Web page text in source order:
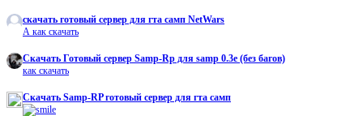
скачать готовый сервер для гта самп NetWars
А как скачать
Cкачать Готовый сервер Samp-Rp для samp 0.3e (без багов)
как скачать
Скачать Samp-RP готовый сервер для гта самп